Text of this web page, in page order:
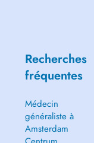
Recherches
fréquentes
Médecin
généraliste à
Amsterdam